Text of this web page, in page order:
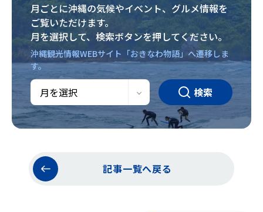
月ごとに沖縄の気候やイベント、グルメ情報を
ご覧いただけます。
月を選択して、検索ボタンを押してください。
沖縄観光情報WEBサイト「おきなわ物語」へ遷移しま
す。
検索
記事一覧へ戻る